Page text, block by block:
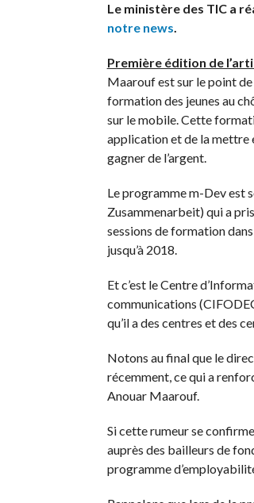
Le ministère des TIC a
notre news.
Première édition de
Maarouf est sur le point
formation des jeunes au
sur le mobile. Cette
application et de la mettre
gagner de l’argent.
Le programme m-Dev est
Zusammenarbeit) qui a
sessions de formation
jusqu’à 2018.
Et c’est le Centre
communications
qu’il a des centres et des
Notons au final que le
récemment, ce qui a
Anouar Maarouf.
Si cette rumeur se
auprès des bailleurs de
programme